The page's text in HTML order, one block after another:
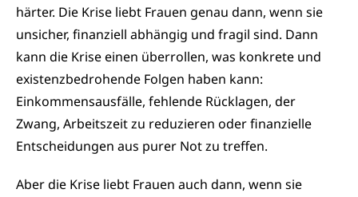
härter. Die Krise liebt Frauen genau dann, wenn sie
unsicher, finanziell abhängig und fragil sind. Dann
kann die Krise einen überrollen, was konkrete und
existenzbedrohende Folgen haben kann:
Einkommensausfälle, fehlende Rücklagen, der
Zwang, Arbeitszeit zu reduzieren oder finanzielle
Entscheidungen aus purer Not zu treffen.
Aber die Krise liebt Frauen auch dann, wenn sie